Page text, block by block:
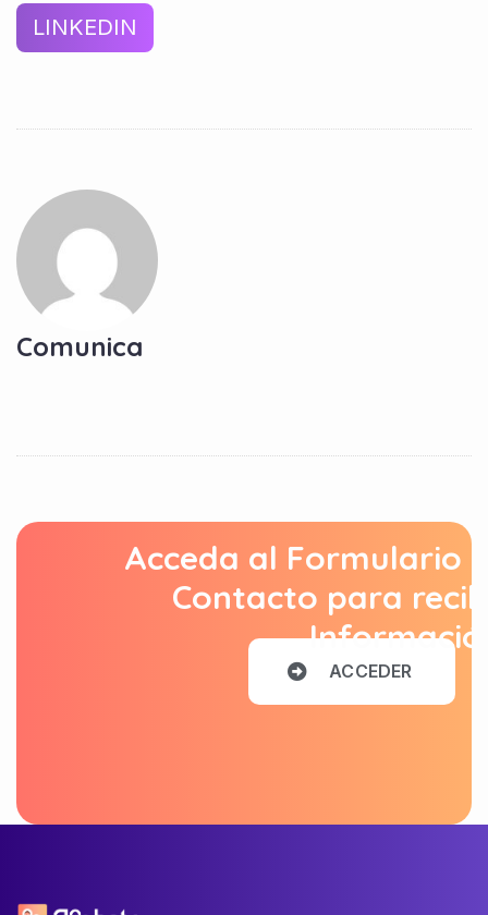
LINKEDIN
Comunica
Acceda al Formulario
Contacto para
ACCEDER